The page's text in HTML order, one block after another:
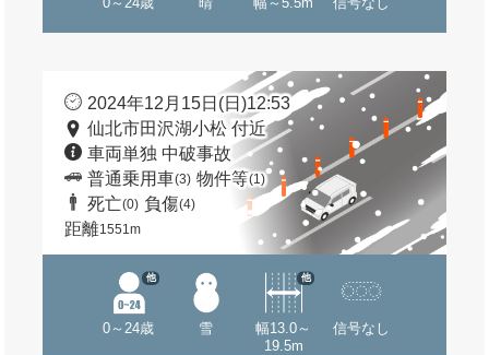
2024年12月15日(日)12:53
仙北市田沢湖小松 付近
車両単独 中破事故
普通乗用車(3) 物件等(1)
死亡(0) 負傷(4)
距離1551m
0～24歳
他
雪
幅13.0～
19.5m
他
信号なし